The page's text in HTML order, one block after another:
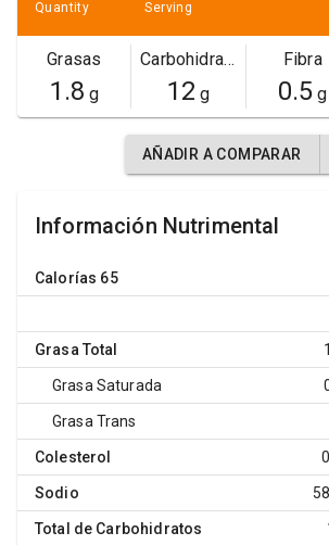
Quantity Serving
Grasas
1.8 g
Carbohidratos
12 g
Fibra
0.5 g
AÑADIR A COMPARAR
Información Nutrimental
Calorías 65
Grasa Total
Grasa Saturada
Grasa Trans
Colesterol
Sodio
Total de Carbohidratos